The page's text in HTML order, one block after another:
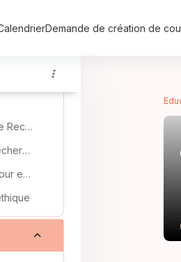
Demande de création de
Je souhaite participer à cette Recherche
Suivez l'actualité de cette recherche en vous abonnant à sa newsletter !
Consulter le site de l'INSEI pour en savoir plus
Replier